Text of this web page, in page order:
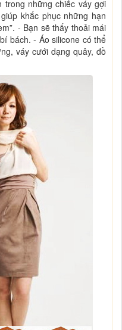
trong những chiếc váy gợi
khắc phục những hạn
- Bạn sẽ thấy thoải mái
bách. - Áo silicone có thể
váy cưới dạng quây, đồ